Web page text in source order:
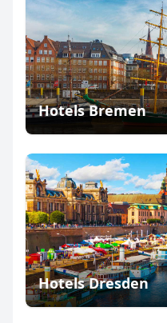
Hotels Bremen
Hotels Dresden